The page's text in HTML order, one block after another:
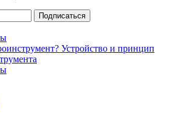
Подписаться
Устройство и принцип